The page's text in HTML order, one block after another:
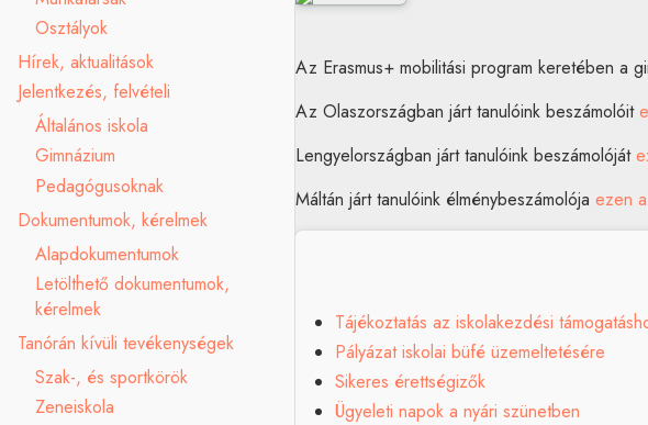
Osztályok
Hírek, aktualitások
Jelentkezés, felvételi
Általános iskola
Gimnázium
Pedagógusoknak
Dokumentumok, kérelmek
Alapdokumentumok
Letölthető dokumentumok,
kérelmek
Tanórán kívüli tevékenységek
Szak-, és sportkörök
Zeneiskola
Az Erasmus+ mobilitási program keretében a
Az Olaszországban járt tanulóink beszámolóit
Lengyelországban járt tanulóink beszámolóját
Máltán járt tanulóink élménybeszámolója ezen
Tájékoztatás az iskolakezdési
Pályázat iskolai büfé üzemeltetésére
Sikeres érettségizők
Ügyeleti napok a nyári szünetben